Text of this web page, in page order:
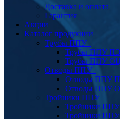
Доставка и оплата
Гарантия
Акции
Каталог продукции
Трубы ППУ
Трубы ППУ ПЭ
Трубы ППУ
Отводы ППУ
Отводы ППУ
Отводы ППУ
Тройники ППУ
Тройники
Тройники